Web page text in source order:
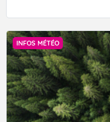
INFOS MÉTÉO